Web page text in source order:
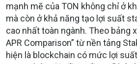
mạnh mẽ của TON không chỉ ở
mà còn ở khả năng tạo lợi suất
cao nhất toàn ngành. Theo bảng
APR Comparison” từ nền tảng
hiện là blockchain có mức lợi